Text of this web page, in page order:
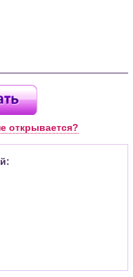
открывается?